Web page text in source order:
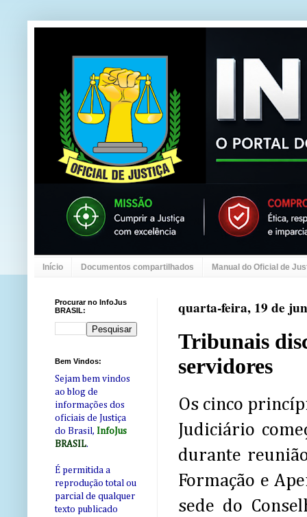
Início Documentos compartilhados Manual do Oficial de
quarta-feira, 19 de
Tribunais
servidores
Os cinco
Judiciário
durante
Formação e
sede do
Procurar no InfoJus
BRASIL:
Bem Vindos:
Sejam bem vindos
ao blog de
informações dos
oficiais de Justiça
do Brasil, InfoJus
BRASIL.
É permitida a
reprodução total ou
parcial de qualquer
texto publicado